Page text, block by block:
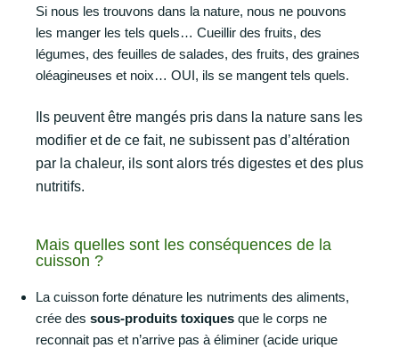
Si nous les trouvons dans la nature, nous ne pouvons
les manger les tels quels… Cueillir des fruits, des
légumes, des feuilles de salades, des fruits, des graines
oléagineuses et noix… OUI, ils se mangent tels quels.
Ils peuvent être mangés pris dans la nature sans les
modifier et de ce fait, ne subissent pas d’altération
par la chaleur, ils sont alors trés digestes et des plus
nutritifs.
Mais quelles sont les conséquences de la
cuisson ?
La cuisson forte dénature les nutriments des aliments,
crée des sous-produits toxiques que le corps ne
reconnait pas et n’arrive pas à éliminer (acide urique